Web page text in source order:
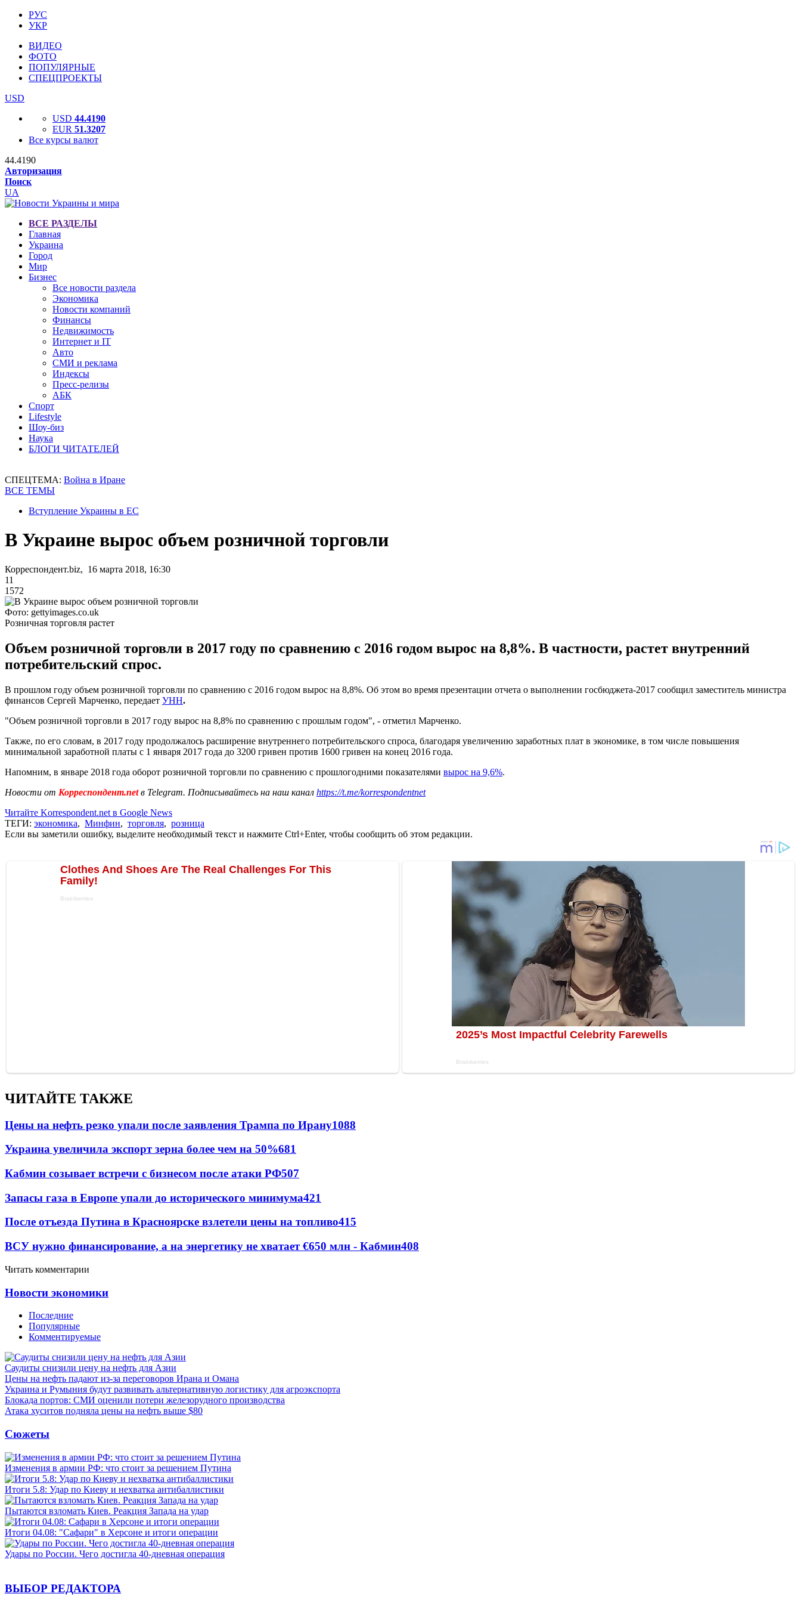
РУС
УКР
ВИДЕО
ФОТО
ПОПУЛЯРНЫЕ
СПЕЦПРОЕКТЫ
USD
USD 44.4190
EUR 51.3207
Все курсы валют
44.4190
Авторизация
Поиск
UA
ВСЕ РАЗДЕЛЫ
Главная
Украина
Город
Мир
Бизнес
Все новости раздела
Экономика
Новости компаний
Финансы
Недвижимость
Интернет и IT
Авто
СМИ и реклама
Индексы
Пресс-релизы
АБК
Спорт
Lifestyle
Шоу-биз
Наука
БЛОГИ ЧИТАТЕЛЕЙ
СПЕЦТЕМА: Война в Иране
ВСЕ ТЕМЫ
Вступление Украины в ЕС
В Украине вырос объем розничной торговли
Корреспондент.biz, 16 марта 2018, 16:30
11
1572
Фото: gettyimages.co.uk
Розничная торговля растет
Объем розничной торговли в 2017 году по сравнению с 2016 годом вырос на 8,8%. В частности, растет внутренний
потребительский спрос.
В прошлом году объем розничной торговли по сравнению с 2016 годом вырос на 8,8%. Об этом во время презентации отчета о выполнении госбюджета-2017 сообщил заместитель министра
финансов Сергей Марченко, передает УНН.
"Объем розничной торговли в 2017 году вырос на 8,8% по сравнению с прошлым годом", - отметил Марченко.
Также, по его словам, в 2017 году продолжалось расширение внутреннего потребительского спроса, благодаря увеличению заработных плат в экономике, в том числе повышения
минимальной заработной платы с 1 января 2017 года до 3200 гривен против 1600 гривен на конец 2016 года.
Напомним, в январе 2018 года оборот розничной торговли по сравнению с прошлогодними показателями вырос на 9,6%.
Новости от Корреспондент.netв Telegram. Подписывайтесь на наш канал https://t.me/korrespondentnet
Читайте Korrespondent.net в Google News
ТЕГИ: экономика, Минфин, торговля, розница
Если вы заметили ошибку, выделите необходимый текст и нажмите Ctrl+Enter, чтобы сообщить об этом редакции.
ЧИТАЙТЕ ТАКЖЕ
Цены на нефть резко упали после заявления Трампа по Ирану1088
Украина увеличила экспорт зерна более чем на 50%681
Кабмин созывает встречи с бизнесом после атаки РФ507
Запасы газа в Европе упали до исторического минимума421
После отъезда Путина в Красноярске взлетели цены на топливо415
ВСУ нужно финансирование, а на энергетику не хватает €650 млн - Кабмин408
Читать комментарии
Новости экономики
Последние
Популярные
Комментируемые
Саудиты снизили цену на нефть для Азии
Цены на нефть падают из-за переговоров Ирана и Омана
Украина и Румыния будут развивать альтернативную логистику для агроэкспорта
Блокада портов: СМИ оценили потери железорудного производства
Атака хуситов подняла цены на нефть выше $80
Сюжеты
Изменения в армии РФ: что стоит за решением Путина
Итоги 5.8: Удар по Киеву и нехватка антибаллистики
Пытаются взломать Киев. Реакция Запада на удар
Итоги 04.08: "Сафари" в Херсоне и итоги операции
Удары по России. Чего достигла 40-дневная операция
ВЫБОР РЕДАКТОРА